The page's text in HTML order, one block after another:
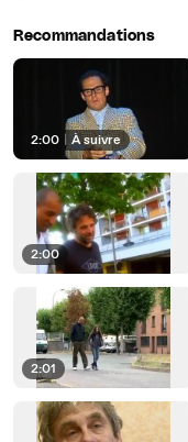
Recommandations
2:00 À suivre
2:00
2:01